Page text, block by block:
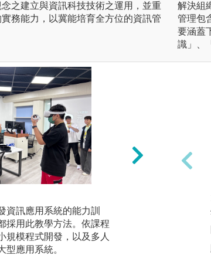
之建立與資訊科技技術之運用，並重
務能力，以冀能培育全方位的資訊管
解決組
管理包
要涵蓋
識」、
資訊應用系統的能力訓
採用此教學方法。依課程
規模程式開發，以及多人
型應用系統。
業師
遴聘
育具
論與
無縫